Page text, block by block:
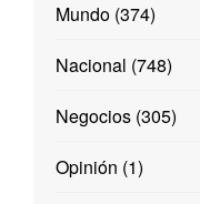
Mundo(374)
Nacional (748)
Negocios(305)
Opinión (1)